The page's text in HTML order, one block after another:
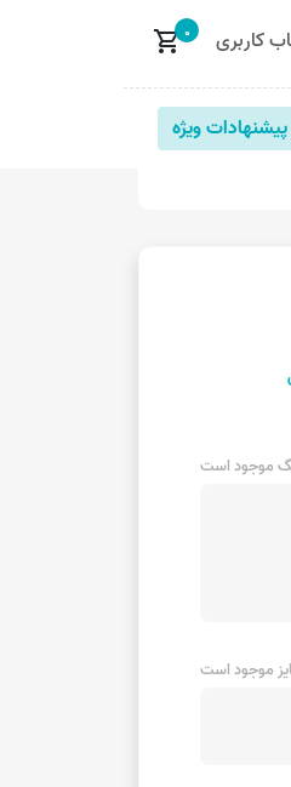
کاربری shopping_cart0
پیشنهادات ویژه